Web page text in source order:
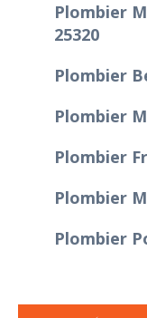
Plombier
25320
Plombier
Plombier
Plombier
Plombier
Plombier